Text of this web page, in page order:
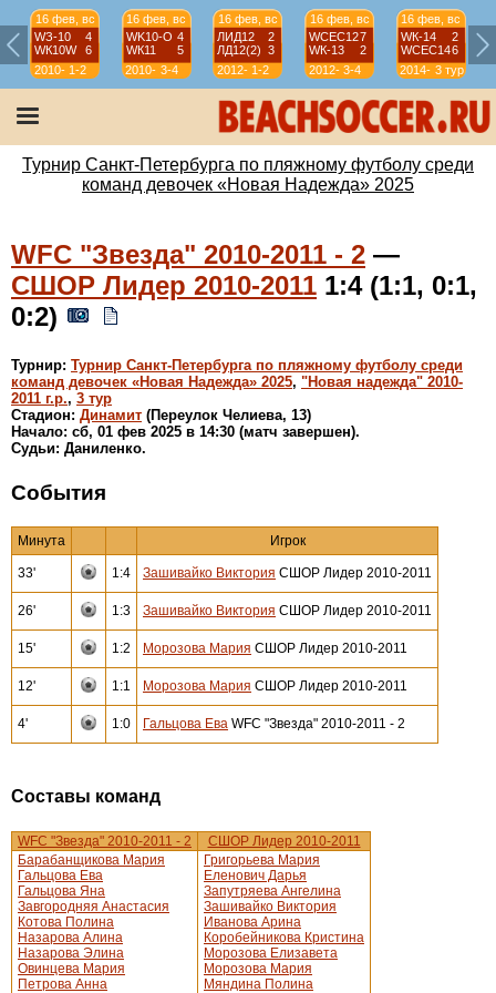
16 фев, вс
WЗ-10
4
WК10W
6
2010-
11
1-2
16 фев, вс
WK10-О 4
WК11
5
2010-
11
3-4
16 фев, вс
ЛИД12
2
ЛД12(2)
3
2012-
13
1-2
16 фев, вс
WСЕС127
WК-13
2
2012-
13
3-4
16 фев, вс
WК-14
2
WСЕС146
2014-
15
3 тур
Турнир Санкт-Петербурга по пляжному футболу среди
команд девочек «Новая Надежда» 2025
WFC "Звезда" 2010-2011 - 2 —
СШОР Лидер 2010-2011 1:4 (1:1, 0:1,
0:2)
Турнир: Турнир Санкт-Петербурга по пляжному футболу среди
команд девочек «Новая Надежда» 2025, "Новая надежда" 2010-
2011 г.р., 3 тур
Стадион: Динамит (Переулок Челиева, 13)
Начало: сб, 01 фев 2025 в 14:30 (матч завершен).
Судьи: Даниленко.
События
Минута Игрок
33' 1:4 Зашивайко Виктория СШОР Лидер 2010-2011
26' 1:3 Зашивайко Виктория СШОР Лидер 2010-2011
15' 1:2 Морозова Мария СШОР Лидер 2010-2011
12' 1:1 Морозова Мария СШОР Лидер 2010-2011
4' 1:0 Гальцова Ева WFC "Звезда" 2010-2011 - 2
Составы команд
WFC "Звезда" 2010-2011 - 2
СШОР Лидер 2010-2011
Барабанщикова Мария
Гальцова Ева
Гальцова Яна
Завгородняя Анастасия
Котова Полина
Назарова Алина
Назарова Элина
Овинцева Мария
Петрова Анна
Григорьева Мария
Еленович Дарья
Запутряева Ангелина
Зашивайко Виктория
Иванова Арина
Коробейникова Кристина
Морозова Елизавета
Морозова Мария
Мяндина Полина